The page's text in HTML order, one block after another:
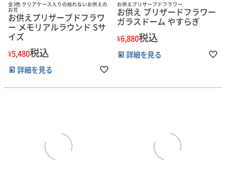
全3色 クリアケース入りの枯れないお供えの
お花
お供えプリザーブドフラワ
ー メモリアルラウンド Sサ
イズ
¥5,480税込
詳細を見る
お供えプリザーブドフラワー
お供え ブリザードフラワー
ガラスドーム やすらぎ
¥6,880税込
詳細を見る